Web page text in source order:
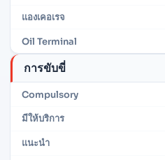
แองเคอเรจ
Oil Terminal
การขับขี่
Compulsory
มีให้บริการ
แนะนำ